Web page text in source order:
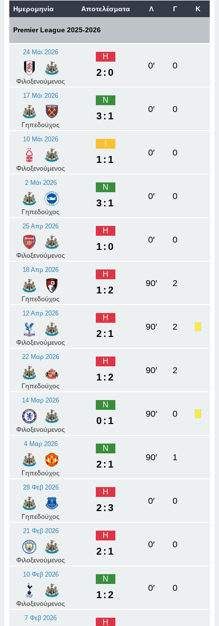
Ημερομηνία Αποτελέσματα Λ Γ Κ
Premier League 2025-2026
24 Μάι 2026
Φιλοξενούμενος
Η
2:0
0′ 0
17 Μάι 2026
Γηπεδούχος
Ν
3:1
0′ 0
10 Μάι 2026
Φιλοξενούμενος
1:1
0′ 0
2 Μάι 2026
Γηπεδούχος
Ν
3:1
0′ 0
25 Απρ 2026
Φιλοξενούμενος
Η
1:0
0′ 0
18 Απρ 2026
Γηπεδούχος
Η
1:2
90′ 2
12 Απρ 2026
Φιλοξενούμενος
Η
2:1
90′ 2
22 Μαρ 2026
Γηπεδούχος
Η
1:2
90′ 2
14 Μαρ 2026
Φιλοξενούμενος
Ν
0:1
90′ 0
4 Μαρ 2026
Γηπεδούχος
Ν
2:1
90′ 1
28 Φεβ 2026
Γηπεδούχος
Η
2:3
0′ 0
21 Φεβ 2026
Φιλοξενούμενος
Η
2:1
0′ 0
10 Φεβ 2026
Φιλοξενούμενος
Ν
1:2
0′ 0
7 Φεβ 2026
Η